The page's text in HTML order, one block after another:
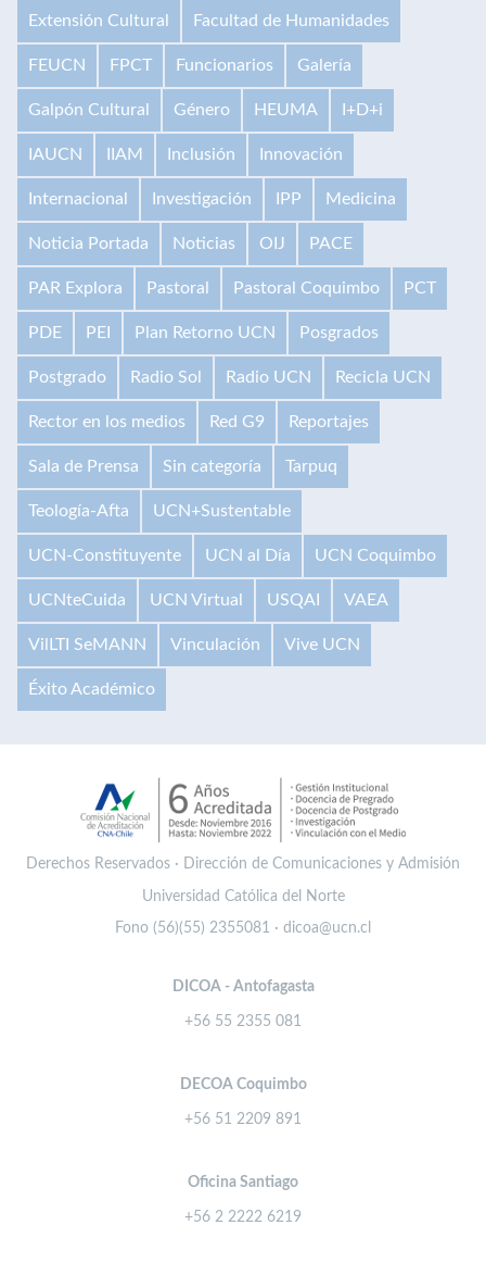
Extensión Cultural Facultad de Humanidades
FEUCN FPCT Funcionarios Galería
Galpón Cultural Género HEUMA I+D+i
IAUCN IIAM Inclusión Innovación
Internacional Investigación IPP Medicina
Noticia Portada Noticias OIJ PACE
PAR Explora Pastoral Pastoral Coquimbo PCT
PDE PEI Plan Retorno UCN Posgrados
Postgrado Radio Sol Radio UCN Recicla UCN
Rector en los medios Red G9 Reportajes
Sala de Prensa Sin categoría Tarpuq
Teología-Afta UCN+Sustentable
UCN-Constituyente UCN al Día UCN Coquimbo
UCNteCuida UCN Virtual USQAI VAEA
VilLTI SeMANN Vinculación Vive UCN
Éxito Académico
Derechos Reservados · Dirección de Comunicaciones y Admisión
Universidad Católica del Norte
Fono (56)(55) 2355081 · dicoa@ucn.cl
DICOA - Antofagasta
+56 55 2355 081
DECOA Coquimbo
+56 51 2209 891
Oficina Santiago
+56 2 2222 6219